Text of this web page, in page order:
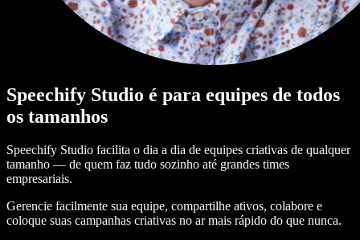
Speechify Studio é para equipes de todos
os tamanhos
Speechify Studio facilita o dia a dia de equipes criativas de qualquer
tamanho — de quem faz tudo sozinho até grandes times
empresariais.
Gerencie facilmente sua equipe, compartilhe ativos, colabore e
coloque suas campanhas criativas no ar mais rápido do que nunca.